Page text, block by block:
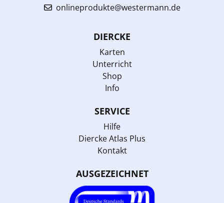
onlineprodukte@westermann.de
DIERCKE
Karten
Unterricht
Shop
Info
SERVICE
Hilfe
Diercke Atlas Plus
Kontakt
AUSGEZEICHNET